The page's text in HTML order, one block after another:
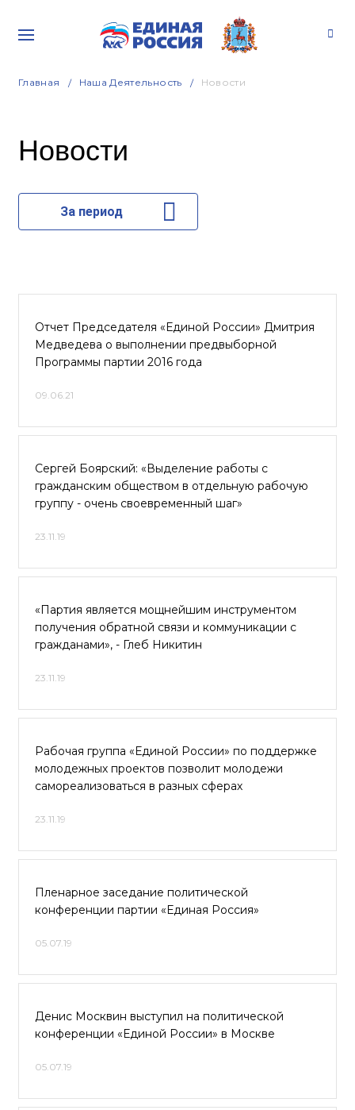
Главная Наша Деятельность Новости
Новости
За период
Отчет Председателя «Единой России» Дмитрия
Медведева о выполнении предвыборной
Программы партии 2016 года
09.06.21
Сергей Боярский: «Выделение работы с
гражданским обществом в отдельную рабочую
группу - очень своевременный шаг»
23.11.19
«Партия является мощнейшим инструментом
получения обратной связи и коммуникации с
гражданами», - Глеб Никитин
23.11.19
Рабочая группа «Единой России» по поддержке
молодежных проектов позволит молодежи
самореализоваться в разных сферах
23.11.19
Пленарное заседание политической
конференции партии «Единая Россия»
05.07.19
Денис Москвин выступил на политической
конференции «Единой России» в Москве
05.07.19